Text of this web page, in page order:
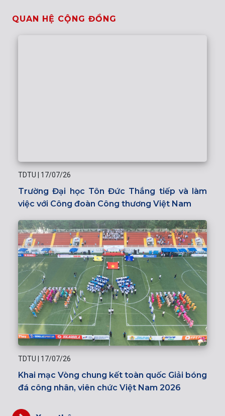
QUAN HỆ CỘNG ĐỒNG
TDTU | 17/07/26
Trường Đại học Tôn Đức Thắng tiếp và làm
việc với Công đoàn Công thương Việt Nam
TDTU 17/07/26
Khai mạc Vòng chung kết toàn quốc Giải bóng
đá công nhân, viên chức Việt Nam 2026